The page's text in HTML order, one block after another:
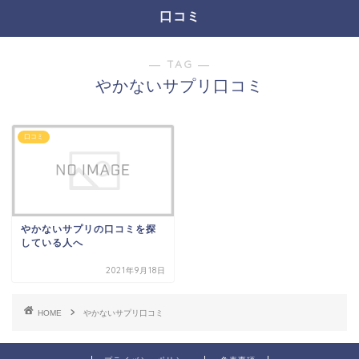
口コミ
― TAG ―
やかないサプリ口コミ
口コミ
やかないサプリの口コミを探
している人へ
2021年9月18日
HOME やかないサプリ口コミ